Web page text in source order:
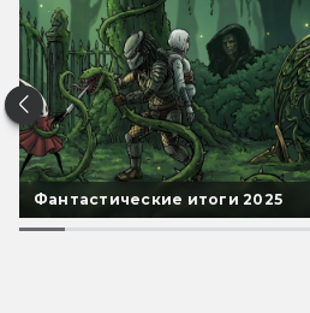
Фантастические итоги 2025